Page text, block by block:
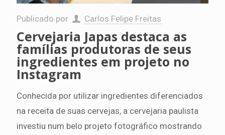
Publicado por Carlos Felipe Freitas
Cervejaria Japas destaca as
famílias produtoras de seus
ingredientes em projeto no
Instagram
Conhecida por utilizar ingredientes diferenciados
na receita de suas cervejas, a cervejaria paulista
investiu num belo projeto fotográfico mostrando